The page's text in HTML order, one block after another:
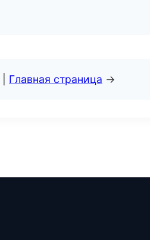
Главная страница →